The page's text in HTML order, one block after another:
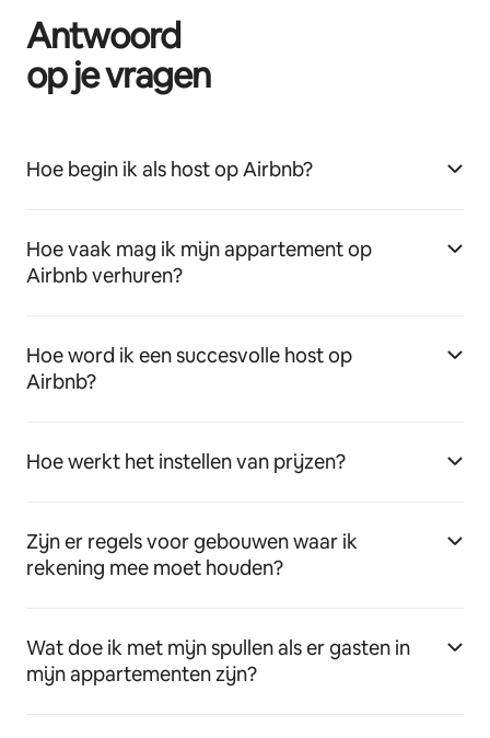
Antwoord
op je vragen
Hoe begin ik als host op Airbnb?
Hoe vaak mag ik mijn appartement op
Airbnb verhuren?
Hoe word ik een succesvolle host op
Airbnb?
Hoe werkt het instellen van prijzen?
Zijn er regels voor gebouwen waar ik
rekening mee moet houden?
Wat doe ik met mijn spullen als er gasten in
mijn appartementen zijn?